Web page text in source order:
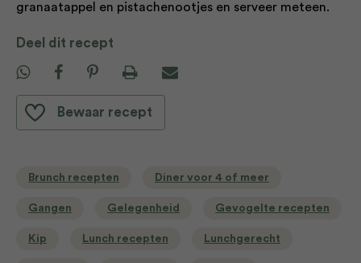
granaatappel en pistachenootjes en serveer meteen.
Deel dit recept
Bewaar recept
Brunch recepten Diner voor 4 of meer
Gangen Gelegenheid Gevogelte recepten
Kip Lunch recepten Lunchgerecht